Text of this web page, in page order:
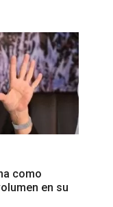
como
en su